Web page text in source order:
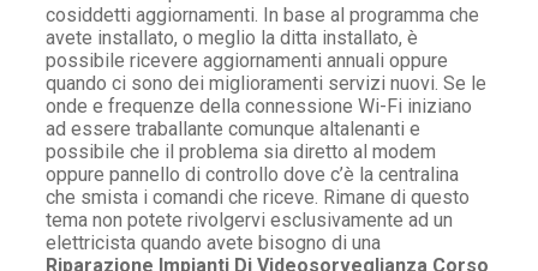
cosiddetti aggiornamenti. In base al programma che
avete installato, o meglio la ditta installato, è
possibile ricevere aggiornamenti annuali oppure
quando ci sono dei miglioramenti servizi nuovi. Se le
onde e frequenze della connessione Wi-Fi iniziano
ad essere traballante comunque altalenanti e
possibile che il problema sia diretto al modem
oppure pannello di controllo dove c’è la centralina
che smista i comandi che riceve. Rimane di questo
tema non potete rivolgervi esclusivamente ad un
elettricista quando avete bisogno di una
Riparazione Impianti Di Videosorveglianza Corso